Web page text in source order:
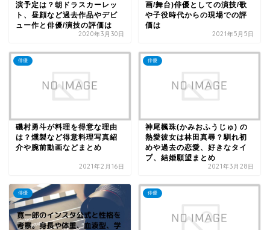
演予定は？朝ドラスカーレッ
ト、昼顔など過去作品やデビ
ュー作と俳優/演技の評価は
2020年3月30日
画/舞台)俳優としての演技/歌
や子役時代からの現場での評
価は
2021年5月5日
俳優
磯村勇斗が料理を得意な理由
は？燻製など得意料理写真紹
介や腕前動画などまとめ
2021年2月16日
俳優
神尾楓珠(かみおふうじゅ) の
熱愛彼女は林田真尋？馴れ初
めや過去の恋愛、好きなタイ
プ、結婚願望まとめ
2021年3月28日
俳優 俳優